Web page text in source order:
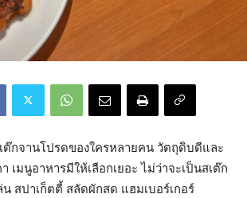
ต๊กจานโปรดของใครหลายคน วัตถุดิบดีและ
เมนูอาหารมีให้เลือกเยอะ ไม่ว่าจะเป็นสเต๊ก
สปาเก็ตตี้ สลัดผักสด แฮมเบอร์เกอร์